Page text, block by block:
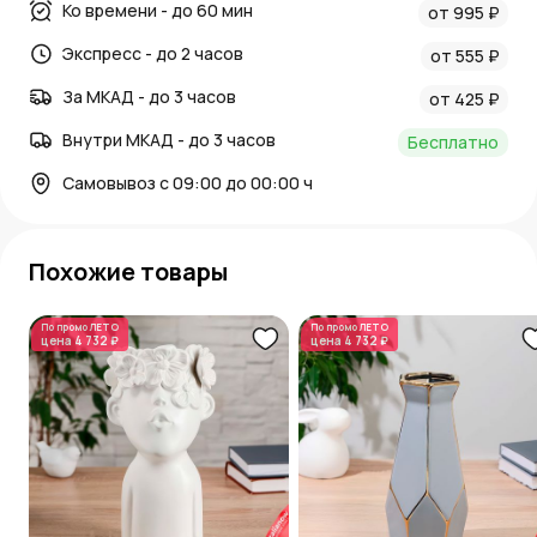
Ко времени - до 60 мин
от 995 ₽
Экспресс - до 2 часов
от 555 ₽
За МКАД - до 3 часов
от 425 ₽
Внутри МКАД - до 3 часов
Бесплатно
Самовывоз с 09:00 до 00:00 ч
Похожие товары
По промоЛЕТО
цена4 732 ₽
По промоЛЕТО
цена 4 732 ₽